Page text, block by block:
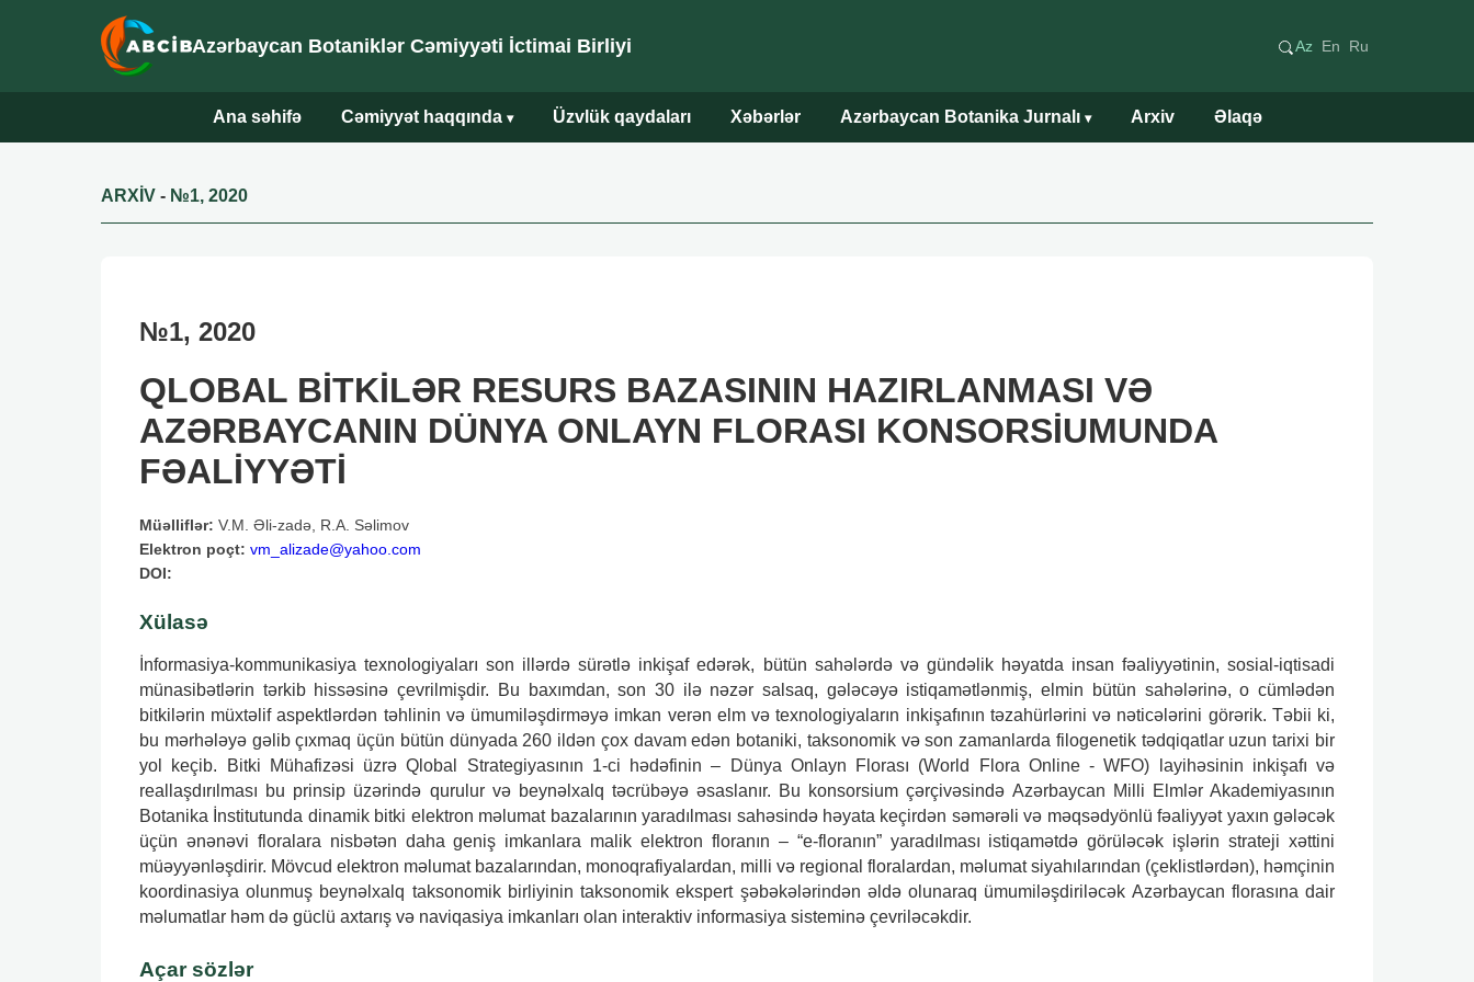
Azərbaycan Botaniklər Cəmiyyəti İctimai Birliyi Az En Ru
Ana səhifə Cəmiyyət haqqında ▾ Üzvlük qaydaları Xəbərlər Azərbaycan Botanika Jurnalı ▾ Arxiv Əlaqə
ARXİV - №1, 2020
№1, 2020
QLOBAL BİTKİLƏR RESURS BAZASININ HAZIRLANMASI VƏ
AZƏRBAYCANIN DÜNYA ONLAYN FLORASI KONSORSİUMUNDA
FƏALİYYƏTİ
Müəlliflər: V.M. Əli-zadə, R.A. Səlimov
Elektron poçt: vm_alizade@yahoo.com
DOI:
Xülasə
İnformasiya-kommunikasiya texnologiyaları son illərdə sürətlə inkişaf edərək, bütün sahələrdə və gündəlik həyatda insan fəaliyyətinin, sosial-iqtisadi
münasibətlərin tərkib hissəsinə çevrilmişdir. Bu baxımdan, son 30 ilə nəzər salsaq, gələcəyə istiqamətlənmiş, elmin bütün sahələrinə, o cümlədən
bitkilərin müxtəlif aspektlərdən təhlinin və ümumiləşdirməyə imkan verən elm və texnologiyaların inkişafının təzahürlərini və nəticələrini görərik. Təbii ki,
bu mərhələyə gəlib çıxmaq üçün bütün dünyada 260 ildən çox davam edən botaniki, taksonomik və son zamanlarda filogenetik tədqiqatlar uzun tarixi bir
yol keçib. Bitki Mühafizəsi üzrə Qlobal Strategiyasının 1-ci hədəfinin – Dünya Onlayn Florası (World Flora Online - WFO) layihəsinin inkişafı və
reallaşdırılması bu prinsip üzərində qurulur və beynəlxalq təcrübəyə əsaslanır. Bu konsorsium çərçivəsində Azərbaycan Milli Elmlər Akademiyasının
Botanika İnstitutunda dinamik bitki elektron məlumat bazalarının yaradılması sahəsində həyata keçirdən səmərəli və məqsədyönlü fəaliyyət yaxın gələcək
üçün ənənəvi floralara nisbətən daha geniş imkanlara malik elektron floranın – “e-floranın” yaradılması istiqamətdə görüləcək işlərin strateji xəttini
müəyyənləşdirir. Mövcud elektron məlumat bazalarından, monoqrafiyalardan, milli və regional floralardan, məlumat siyahılarından (çeklistlərdən), həmçinin
koordinasiya olunmuş beynəlxalq taksonomik birliyinin taksonomik ekspert şəbəkələrindən əldə olunaraq ümumiləşdiriləcək Azərbaycan florasına dair
məlumatlar həm də güclü axtarış və naviqasiya imkanları olan interaktiv informasiya sisteminə çevriləcəkdir.
Açar sözlər